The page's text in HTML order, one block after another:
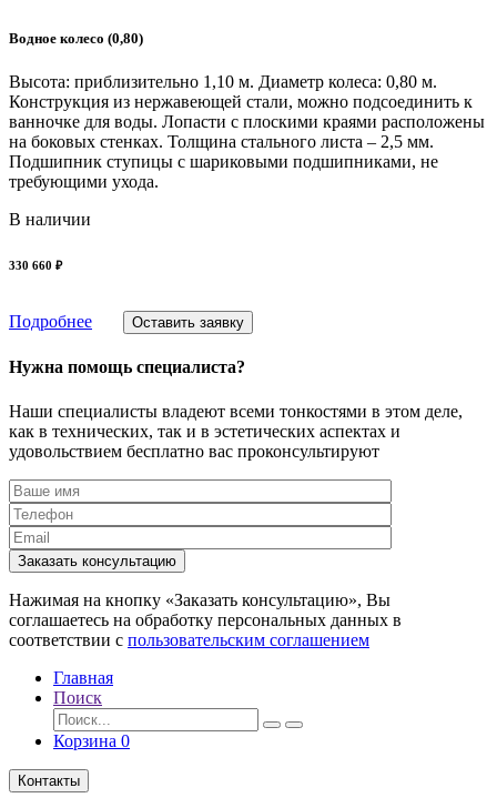
Водное колесо (0,80)
Высота: приблизительно 1,10 м. Диаметр колеса: 0,80 м.
Конструкция из нержавеющей стали, можно подсоединить к
ванночке для воды. Лопасти с плоскими краями расположены
на боковых стенках. Толщина стального листа – 2,5 мм.
Подшипник ступицы с шариковыми подшипниками, не
требующими ухода.
В наличии
330 660 ₽
Подробнее Оставить заявку
Нужна помощь специалиста?
Наши специалисты владеют всеми тонкостями в этом деле,
как в технических, так и в эстетических аспектах и
удовольствием бесплатно вас проконсультируют
Заказать консультацию
Нажимая на кнопку «Заказать консультацию», Вы
соглашаетесь на обработку персональных данных в
соответствии с пользовательским соглашением
Главная
Поиск
Корзина 0
Контакты